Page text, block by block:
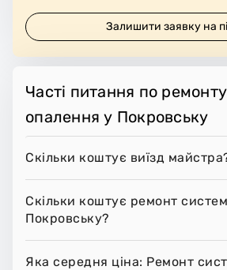
Залишити заявку на
Часті питання по
опалення у Покровську
Скільки коштує виїзд
Скільки коштує ремонт
Покровську?
Яка середня ціна: Ремонт